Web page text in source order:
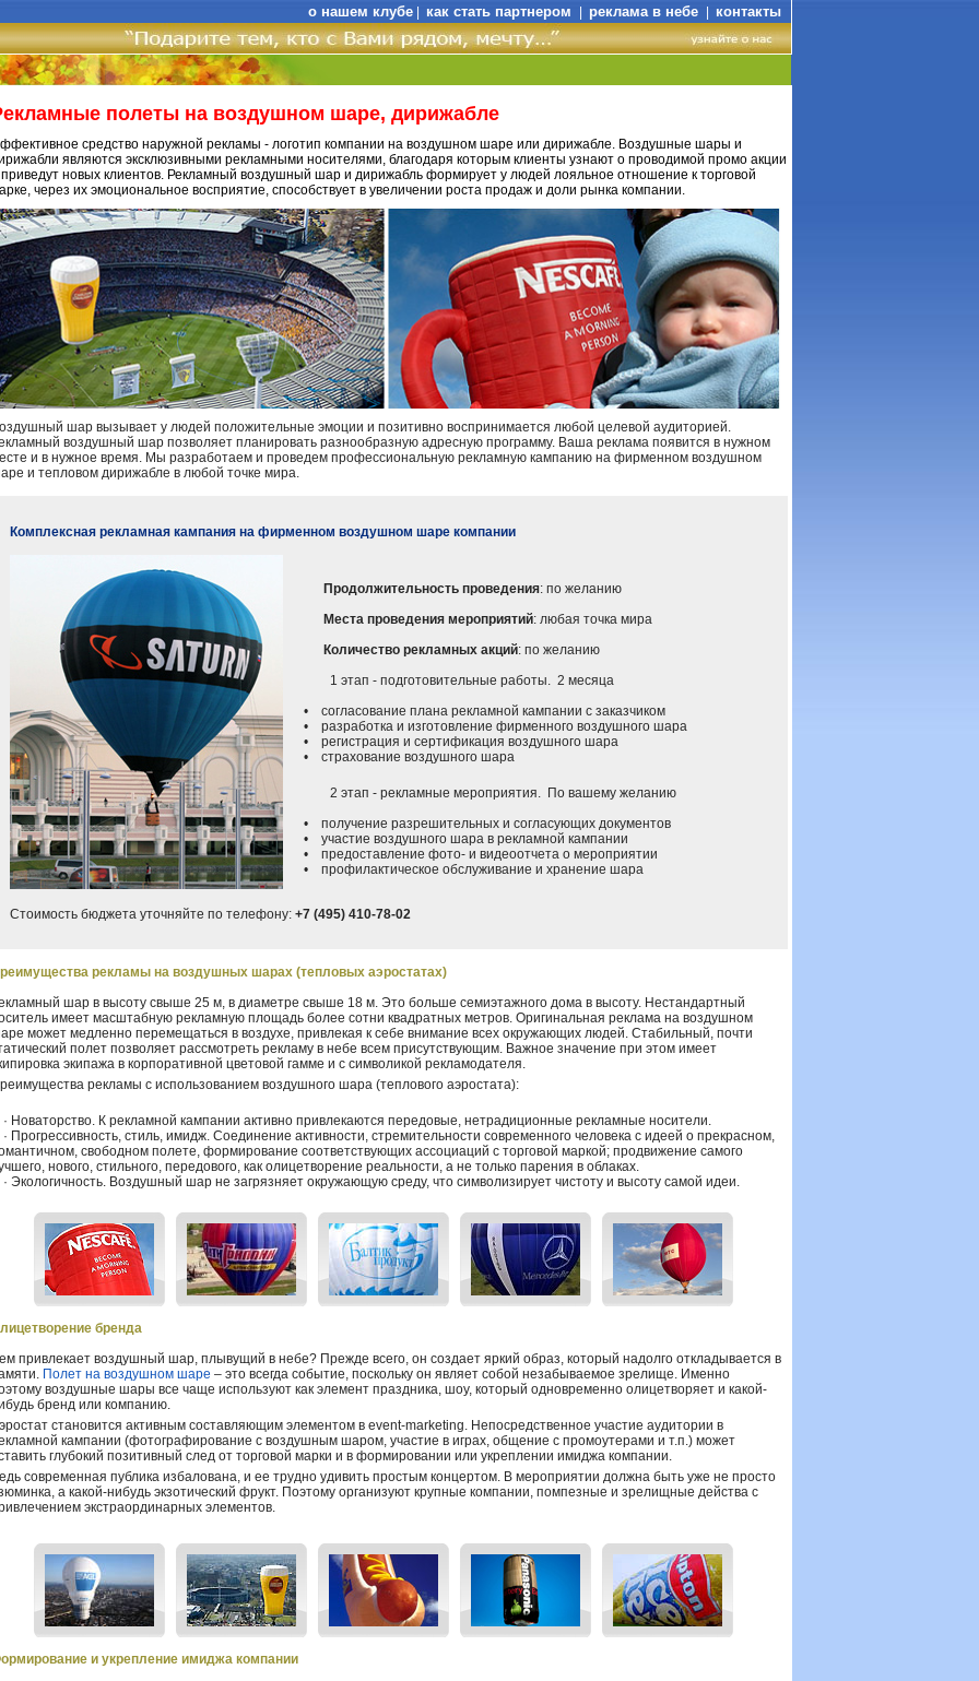
о нашем клубе как стать партнером реклама в небе контакты
полеты на воздушном шаре, дирижабле
средство наружной рекламы - логотип компании на воздушном шаре или дирижабле. Воздушные шары и
являются эксклюзивными рекламными носителями, благодаря которым клиенты узнают о проводимой промо акции
новых клиентов. Рекламный воздушный шар и дирижабль формирует у людей лояльное отношение к торговой
через их эмоциональное восприятие, способствует в увеличении роста продаж и доли рынка компании.
шар вызывает у людей положительные эмоции и позитивно воспринимается любой целевой аудиторией.
воздушный шар позволяет планировать разнообразную адресную программу. Ваша реклама появится в нужном
и в нужное время. Мы разработаем и проведем профессиональную рекламную кампанию на фирменном воздушном
и тепловом дирижабле в любой точке мира.
Комплексная рекламная кампания на фирменном воздушном шаре компании
Продолжительность проведения: по желанию
Места проведения мероприятий: любая точка мира
Количество рекламных акций: по желанию
1 этап - подготовительные работы. 2 месяца
• согласование плана рекламной кампании с заказчиком
• разработка и изготовление фирменного воздушного шара
• регистрация и сертификация воздушного шара
• страхование воздушного шара
2 этап - рекламные мероприятия. По вашему желанию
• получение разрешительных и согласующих документов
• участие воздушного шара в рекламной кампании
• предоставление фото- и видеоотчета о мероприятии
• профилактическое обслуживание и хранение шара
Стоимость бюджета уточняйте по телефону: +7 (495) 410-78-02
рекламы на воздушных шарах (тепловых аэростатах)
шар в высоту свыше 25 м, в диаметре свыше 18 м. Это больше семиэтажного дома в высоту. Нестандартный
имеет масштабную рекламную площадь более сотни квадратных метров. Оригинальная реклама на воздушном
может медленно перемещаться в воздухе, привлекая к себе внимание всех окружающих людей. Стабильный, почти
полет позволяет рассмотреть рекламу в небе всем присутствующим. Важное значение при этом имеет
экипажа в корпоративной цветовой гамме и с символикой рекламодателя.
рекламы с использованием воздушного шара (теплового аэростата):
Новаторство. К рекламной кампании активно привлекаются передовые, нетрадиционные рекламные носители.
Прогрессивность, стиль, имидж. Соединение активности, стремительности современного человека с идеей о прекрасном,
свободном полете, формирование соответствующих ассоциаций с торговой маркой; продвижение самого
нового, стильного, передового, как олицетворение реальности, а не только парения в облаках.
Экологичность. Воздушный шар не загрязняет окружающую среду, что символизирует чистоту и высоту самой идеи.
бренда
привлекает воздушный шар, плывущий в небе? Прежде всего, он создает яркий образ, который надолго откладывается в
Полет на воздушном шаре – это всегда событие, поскольку он являет собой незабываемое зрелище. Именно
воздушные шары все чаще используют как элемент праздника, шоу, который одновременно олицетворяет и какой-
бренд или компанию.
становится активным составляющим элементом в event-marketing. Непосредственное участие аудитории в
кампании (фотографирование с воздушным шаром, участие в играх, общение с промоутерами и т.п.) может
глубокий позитивный след от торговой марки и в формировании или укреплении имиджа компании.
современная публика избалована, и ее трудно удивить простым концертом. В мероприятии должна быть уже не просто
а какой-нибудь экзотический фрукт. Поэтому организуют крупные компании, помпезные и зрелищные действа с
экстраординарных элементов.
и укрепление имиджа компании